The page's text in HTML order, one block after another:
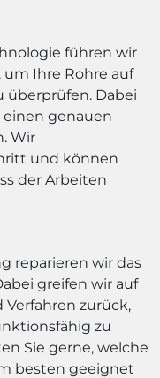
führen wir
Ihre Rohre auf
überprüfen. Dabei
genauen
Wir
und können
der Arbeiten
reparieren wir das
greifen wir auf
zurück,
zu
Sie gerne, welche
besten geeignet